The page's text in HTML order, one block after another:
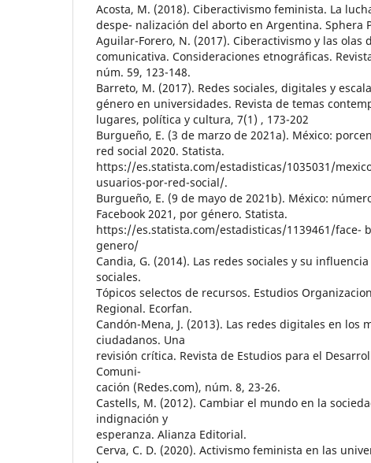
Acosta, M. (2018). Ciberactivismo feminista. La
despe- nalización del aborto en Argentina. Sphera
Aguilar-Forero, N. (2017). Ciberactivismo y las olas
comunicativa. Consideraciones etnográficas.
núm. 59, 123-148.
Barreto, M. (2017). Redes sociales, digitales y
género en universidades. Revista de temas
lugares, política y cultura, 7(1) , 173-202
Burgueño, E. (3 de marzo de 2021a). México:
red social 2020. Statista.
https://es.statista.com/estadisticas/1035031/
usuarios-por-red-social/.
Burgueño, E. (9 de mayo de 2021b). México:
Facebook 2021, por género. Statista.
https://es.statista.com/estadisticas/1139461/face-
genero/
Candia, G. (2014). Las redes sociales y su
sociales.
Tópicos selectos de recursos. Estudios
Regional. Ecorfan.
Candón-Mena, J. (2013). Las redes digitales en los
ciudadanos. Una
revisión crítica. Revista de Estudios para el
Comuni-
cación (Redes.com), núm. 8, 23-26.
Castells, M. (2012). Cambiar el mundo en la
indignación y
esperanza. Alianza Editorial.
Cerva, C. D. (2020). Activismo feminista en las